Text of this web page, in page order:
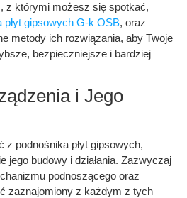
z którymi możesz się spotkać,
płyt gipsowych G-k OSB, oraz
metody ich rozwiązania, aby Twoje
bezpieczniejsze i bardziej
i Jego
podnośnika płyt gipsowych,
jego budowy i działania. Zazwyczaj
podnoszącego oraz
zaznajomiony z każdym z tych